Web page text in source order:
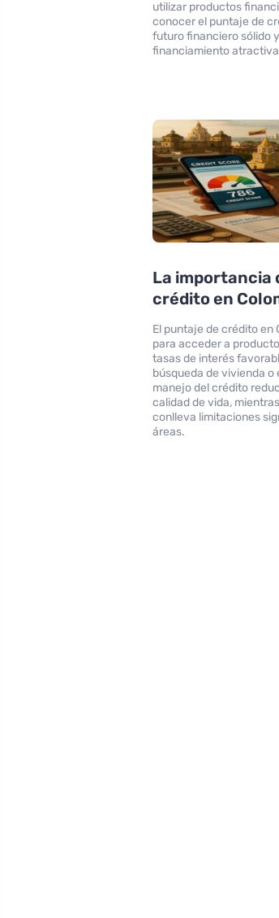
utilizar productos
conocer el puntaje de
futuro financiero sólido
financiamiento
La importancia
crédito en
El puntaje de crédito en
para acceder a
tasas de interés
búsqueda de vivienda o
manejo del crédito
calidad de vida,
conlleva limitaciones
áreas.